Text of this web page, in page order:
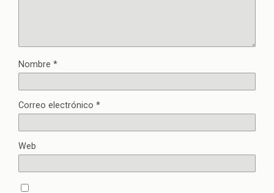
Nombre *
Correo electrónico *
Web